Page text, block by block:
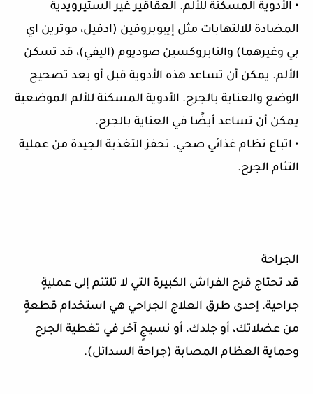
• الأدوية المسكنة للألم. العقاقير غير الستيرويدية
المضادة للالتهابات مثل إيبوبروفين (ادفيل، موترين اي
بي وغيرهما) والنابروكسين صوديوم (اليفي)، قد تسكن
الألم. يمكن أن تساعد هذه الأدوية قبل أو بعد تصحيح
الوضع والعناية بالجرح. الأدوية المسكنة للألم الموضعية
يمكن أن تساعد أيضًا في العناية بالجرح.
• اتباع نظام غذائي صحي. تحفز التغذية الجيدة من عملية
التئام الجرح.
الجراحة
قد تحتاج قرح الفراش الكبيرة التي لا تلتئم إلى عمليةٍ
جراحية. إحدى طرق العلاج الجراحي هي استخدام قطعةٍ
من عضلاتك، أو جلدك، أو نسيجٍ آخر في تغطية الجرح
وحماية العظام المصابة (جراحة السدائل).